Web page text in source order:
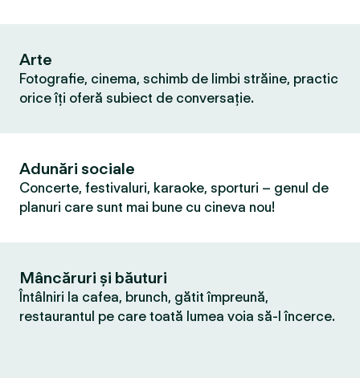
Arte
Fotografie, cinema, schimb de limbi străine, practic
orice îți oferă subiect de conversație.
Adunări sociale
Concerte, festivaluri, karaoke, sporturi – genul de
planuri care sunt mai bune cu cineva nou!
Mâncăruri și băuturi
Întâlniri la cafea, brunch, gătit împreună,
restaurantul pe care toată lumea voia să-l încerce.